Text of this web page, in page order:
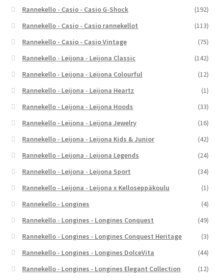
Rannekello - Casio - Casio G-Shock
(192)
Rannekello - Casio - Casio rannekellot
(113)
Rannekello - Casio - Casio Vintage
(75)
Rannekello - Leijona - Leijona Classic
(142)
Rannekello - Leijona - Leijona Colourful
(12)
Rannekello - Leijona - Leijona Heartz
(1)
Rannekello - Leijona - Leijona Hoods
(33)
Rannekello - Leijona - Leijona Jewelry
(16)
Rannekello - Leijona - Leijona Kids & Junior
(42)
Rannekello - Leijona - Leijona Legends
(24)
Rannekello - Leijona - Leijona Sport
(34)
Rannekello - Leijona - Leijona x Kelloseppäkoulu
(1)
Rannekello - Longines
(4)
Rannekello - Longines - Longines Conquest
(49)
Rannekello - Longines - Longines Conquest Heritage
(3)
Rannekello - Longines - Longines DolceVita
(44)
Rannekello - Longines - Longines Elegant Collection
(12)